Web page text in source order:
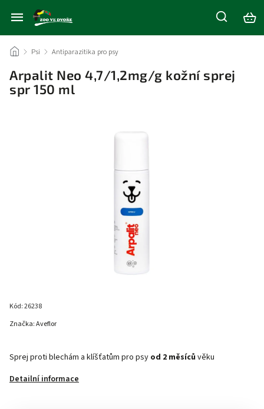
/ Psi / Antiparazitika pro psy
Arpalit Neo 4,7/1,2mg/g kožní sprej
spr 150 ml
Kód:26238
Sprej proti blechám a klíšťatům pro psy od 2 měsíců věku
Detailní informace
Značka:Aveflor